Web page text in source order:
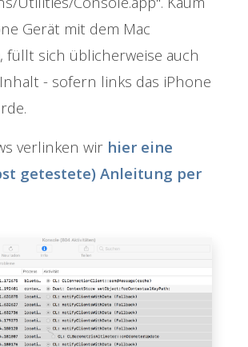
Gerät mit dem Mac
füllt sich üblicherweise auch
- sofern links das iPhone
verlinken wir hier eine
getestete) Anleitung per